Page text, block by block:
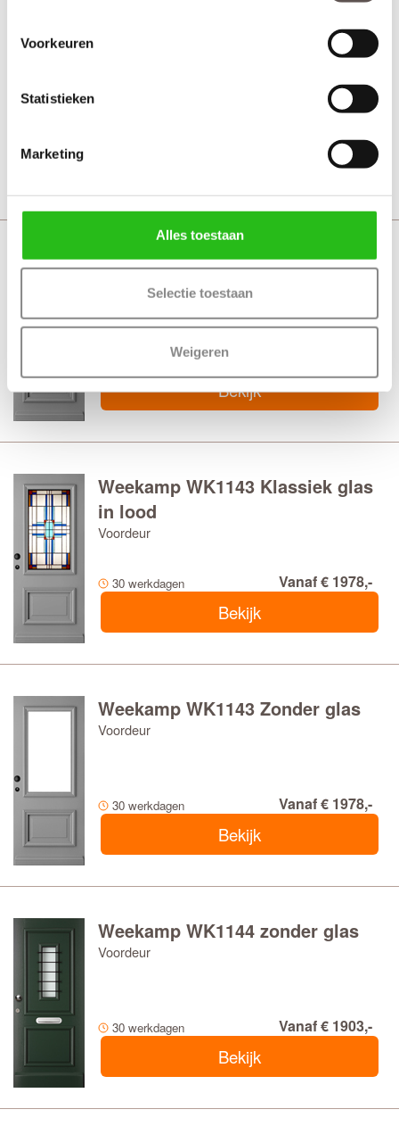
Voorkeuren
Statistieken
Marketing
Alles toestaan
Selectie toestaan
Weigeren
Vanaf € 1832,-
Weekamp WK1143 Blank
isolatieglas
30 werkdagen
Bekijk
Weekamp WK1143 Klassiek glas
in lood
Voordeur
30 werkdagen Vanaf € 1978,-
Bekijk
Weekamp WK1143 Zonder glas
Voordeur
30 werkdagen Vanaf € 1978,-
Bekijk
Weekamp WK1144 zonder glas
Voordeur
30 werkdagen Vanaf € 1903,-
Bekijk